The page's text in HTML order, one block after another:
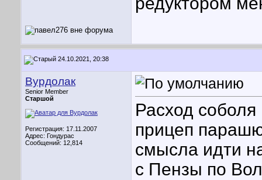
24.10.2021, 20:38
Вурдолак
Senior Member
Старшой
Регистрация: 17.11.2007
Адрес: Гондурас
Сообщений: 12,814
Расход соболя
прицеп
смысла идти
с Пензы по